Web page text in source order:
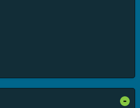
-